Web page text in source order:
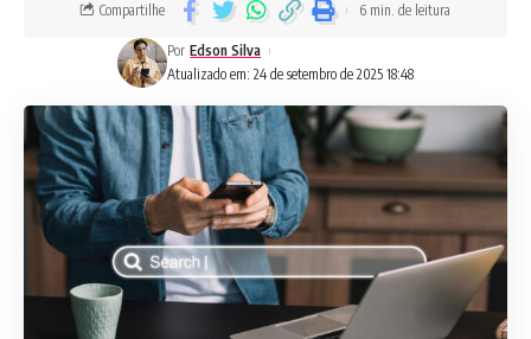
Atualizado em: 24 de setembro de 2025 18:48
Por Edson Silva
Compartilhe 6 min. de leitura